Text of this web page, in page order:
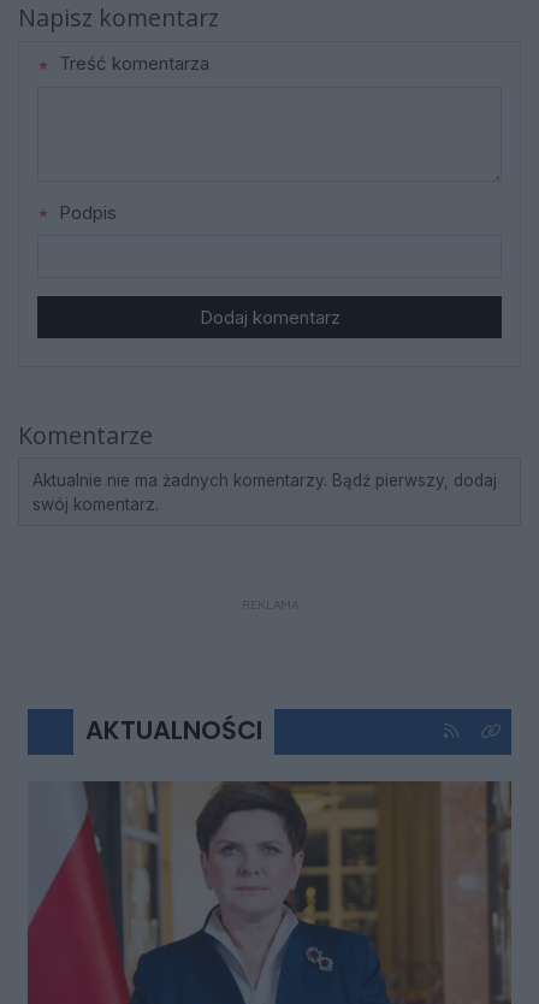
Napisz komentarz
Treść komentarza
Podpis
Dodaj komentarz
Komentarze
Aktualnie nie ma żadnych komentarzy. Bądź pierwszy, dodaj
swój komentarz.
REKLAMA
AKTUALNOŚCI Kliknij aby
Kliknij